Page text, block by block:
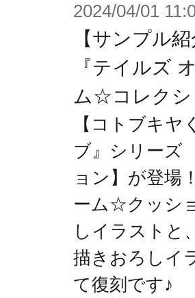
のイメージです。実
ブキヤショップ、ア
です。セット販売品
2024/04/01
【サンプル
『テイルズ
ム☆コレクシ
【コトブキ
ブ』シリー
ョン】が登場
ーム☆クッシ
しイラストと
描きおろしイ
て復刻です♪